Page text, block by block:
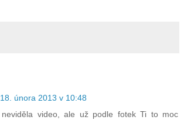
18. února 2013 v 10:48
video, ale už podle fotek Ti to moc